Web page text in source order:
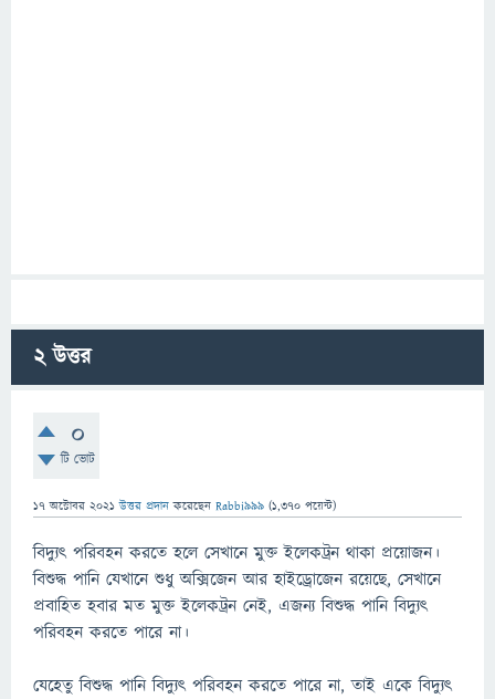
2উত্তর
0
টি ভোট
17 অক্টোবর 2021 উত্তর প্রদান করেছেন Rabbi999 (1,370 পয়েন্ট)
বিদ্যুৎ পরিবহন করতে হলে সেখানে মুক্ত ইলেকট্রন থাকা প্রয়োজন।
বিশুদ্ধ পানি যেখানে শুধু অক্সিজেন আর হাইড্রোজেন রয়েছে, সেখানে
প্রবাহিত হবার মত মুক্ত ইলেকট্রন নেই, এজন্য বিশুদ্ধ পানি বিদ্যুৎ
পরিবহন করতে পারে না।
যেহেতু বিশুদ্ধ পানি বিদ্যুৎ পরিবহন করতে পারে না, তাই একে বিদ্যুৎ